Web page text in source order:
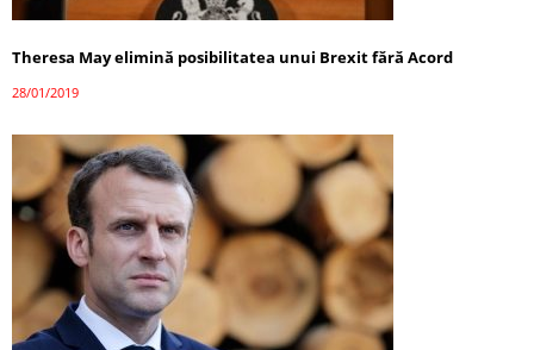
Theresa May elimină posibilitatea unui Brexit fără Acord
28/01/2019